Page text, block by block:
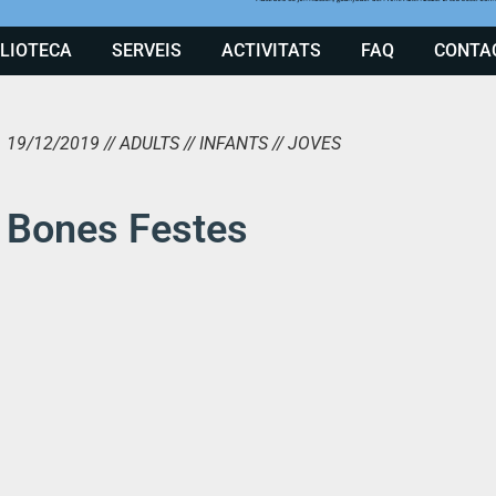
SERVEIS ACTIVITATS FAQ
19/12/2019 // ADULTS // INFANTS // JOVES
Bones Festes